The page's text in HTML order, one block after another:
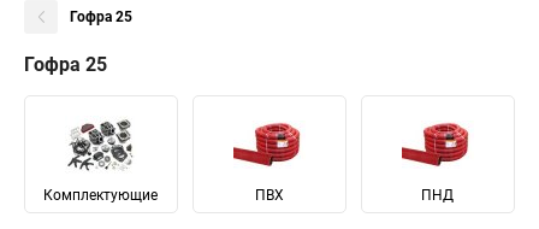
Гофра 25
Гофра 25
Комплектующие ПВХ ПНД